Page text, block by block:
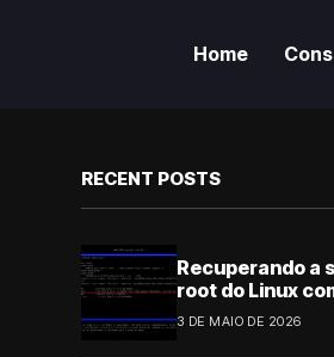
Home
RECENT POSTS
Recuperando a
root do Linux
3 DE MAIO DE 2026